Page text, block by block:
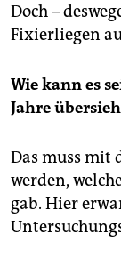
Doch –
Fixierliegen
Wie kann es
Jahre
Das muss mit
werden,
gab. Hier